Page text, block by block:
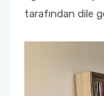
tarafından dile
"LÖSEV Fayda
Dayanışma)"
"LÖSEV
TEGV Ziyareti